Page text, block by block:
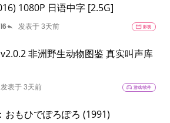
1080P 日语中字 [2.5G]
reply 发表于 3天前 movie 影视
非洲野生动物图鉴 真实叫声库
发表于 3天前 sports_esports 游戏/软件
おもひでぽろぽろ (1991)